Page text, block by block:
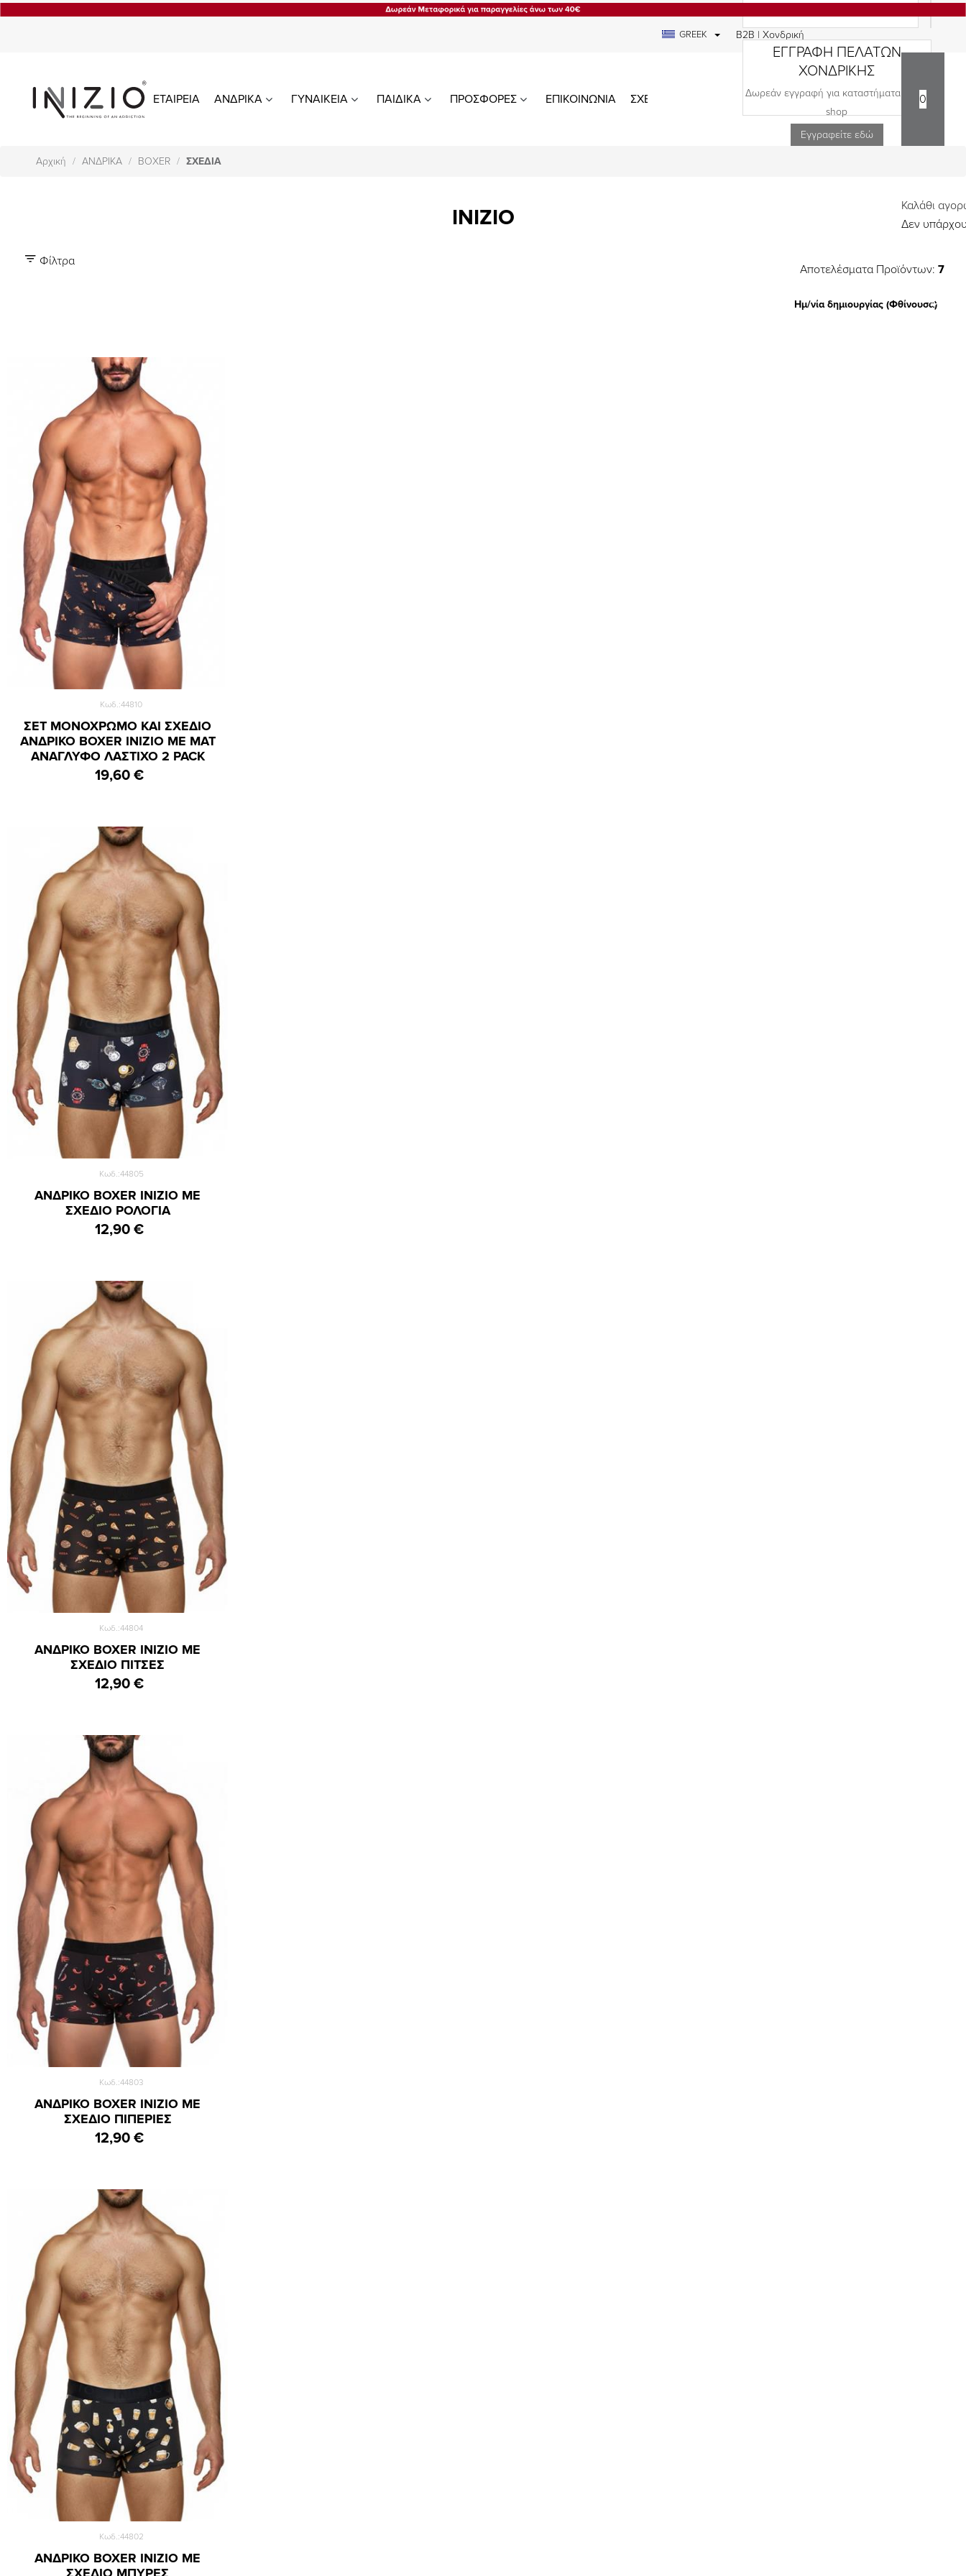
GREEK B2B | Χονδρική
ΕΤΑΙΡΕΙΑ ΑΝΔΡΙΚΑ ΓΥΝΑΙΚΕΙΑ ΠΑΙΔΙΚΑ ΠΡΟΣΦΟΡΕΣ ΕΠΙΚΟΙΝΩΝΙΑ ΣΧΕΔΙΑ
ΕΓΓΡΑΦΗ ΠΕΛΑΤΩΝ
ΧΟΝΔΡΙΚΗΣ
Δωρεάν εγγραφή για καταστήματα και e-
shop
Εγγραφείτε εδώ
0
Καλάθι
Δεν
Αρχική ΑΝΔΡΙΚΑ BOXER ΣΧΕΔΙΑ
INIZIO
Φίλτρα
Αποτελέσματα Προϊόντων: 7
Ημ/νία δημιουργίας (Φθίνουσα)
Small
Medium
Κωδ.:44810
ΣΕΤ ΜΟΝΟΧΡΩΜΟ ΚΑΙ ΣΧΕΔΙΟ
ΑΝΔΡΙΚΟ BOXER INIZIO ΜΕ ΜΑΤ
ΑΝΑΓΛΥΦΟ ΛΑΣΤΙΧΟ 2 PACK
19,60 €
Large
XLarge
XXLarge
Κωδ.:44805
ΑΝΔΡΙΚΟ BOXER INIZIO ΜΕ
ΣΧΕΔΙΟ ΡΟΛΟΓΙΑ
12,90 €
Large
XLarge
XXLarge
Κωδ.:44804
ΑΝΔΡΙΚΟ BOXER INIZIO ΜΕ
ΣΧΕΔΙΟ ΠΙΤΣΕΣ
12,90 €
Large
XLarge
XXLarge
Κωδ.:44803
ΑΝΔΡΙΚΟ BOXER INIZIO ΜΕ
ΣΧΕΔΙΟ ΠΙΠΕΡΙΕΣ
12,90 €
Κωδ.:44802
ΑΝΔΡΙΚΟ BOXER ΙΝΙΖΙΟ ΜΕ